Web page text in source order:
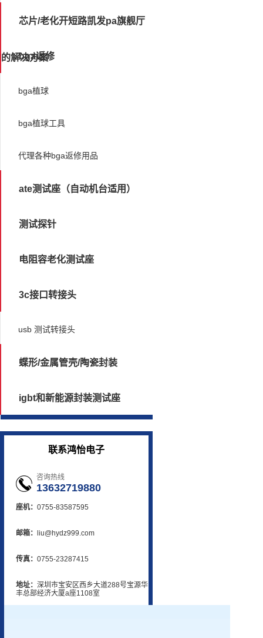
芯片/老化开短路凯发pa旗舰厅
的解决方案
bga返修
bga植球
bga植球工具
代理各种bga返修用品
ate测试座（自动机台适用）
测试探针
电阻容老化测试座
3c接口转接头
usb 测试转接头
蝶形/金属管壳/陶瓷封装
igbt和新能源封装测试座
联系鸿怡电子
咨询热线
13632719880
座机： 0755-83587595
邮箱： liu@hydz999.com
传真： 0755-23287415
地址： 深圳市宝安区西乡大道288号宝源华
丰总部经济大厦a座1108室